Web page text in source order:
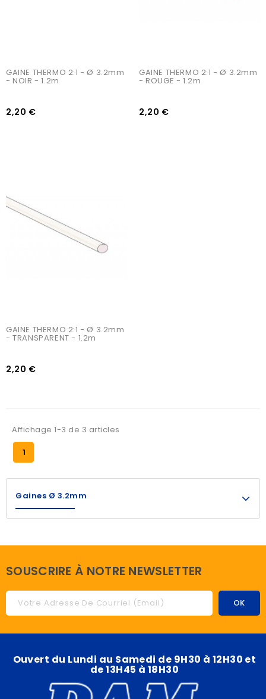
GAINE THERMO 2:1 - Ø 3.2mm
- NOIR - 1.2m
2,20 €
GAINE THERMO 2:1 - Ø 3.2mm
- ROUGE - 1.2m
2,20 €
GAINE THERMO 2:1 - Ø 3.2mm
- TRANSPARENT - 1.2m
2,20 €
Affichage 1-3 de 3 articles
1
Gaines Ø 3.2mm
SOUSCRIRE À NOTRE NEWSLETTER
Ouvert du Lundi au Samedi de 9H30 à 12H30 et
de 13H45 à 18H30